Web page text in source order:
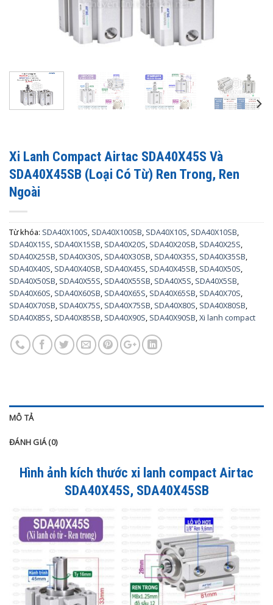
Xi Lanh Compact Airtac SDA40X45S Và
SDA40X45SB (Loại Có Từ) Ren Trong, Ren
Ngoài
Từ khóa: SDA40X100S, SDA40X100SB, SDA40X10S, SDA40X10SB,
SDA40X15S, SDA40X15SB, SDA40X20S, SDA40X20SB, SDA40X25S,
SDA40X25SB, SDA40X30S, SDA40X30SB, SDA40X35S, SDA40X35SB,
SDA40X40S, SDA40X40SB, SDA40X45S, SDA40X45SB, SDA40X50S,
SDA40X50SB, SDA40X55S, SDA40X55SB, SDA40X5S, SDA40X5SB,
SDA40X60S, SDA40X60SB, SDA40X65S, SDA40X65SB, SDA40X70S,
SDA40X70SB, SDA40X75S, SDA40X75SB, SDA40X80S, SDA40X80SB,
SDA40X85S, SDA40X85SB, SDA40X90S, SDA40X90SB,Xi lanh compact
MÔ TẢ
ĐÁNH GIÁ (0)
Hình ảnh kích thước xi lanh compact Airtac
SDA40X45S, SDA40X45SB